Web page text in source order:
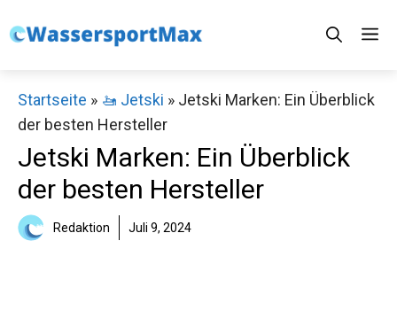
Inhalt
Startseite » 🚤 Jetski » Jetski Marken: Ein Überblick
der besten Hersteller
Jetski Marken: Ein Überblick
der besten Hersteller
Redaktion Juli 9, 2024